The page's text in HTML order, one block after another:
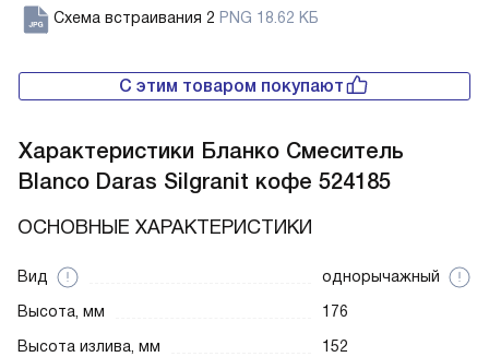
Схема встраивания 2 PNG 18.62 КБ
С этим товаром покупают
Характеристики Бланко Смеситель
Blanco Daras Silgranit кофе 524185
ОСНОВНЫЕ ХАРАКТЕРИСТИКИ
Вид
однорычажный
Высота, мм
176
Высота излива, мм
152